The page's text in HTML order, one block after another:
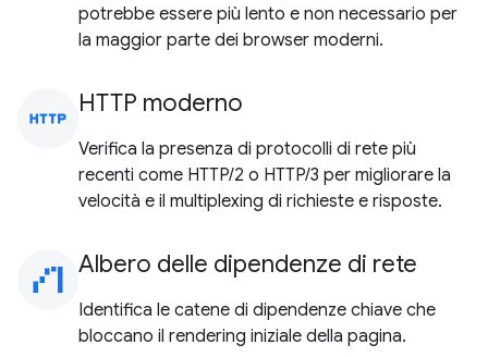
potrebbe essere più lento e non necessario per
la maggior parte dei browser moderni.
http HTTP moderno
Verifica la presenza di protocolli di rete più
recenti come HTTP/2 o HTTP/3 per migliorare la
velocità e il multiplexing di richieste e risposte.
waterfall_chart Albero delle dipendenze di rete
Identifica le catene di dipendenze chiave che
bloccano il rendering iniziale della pagina.